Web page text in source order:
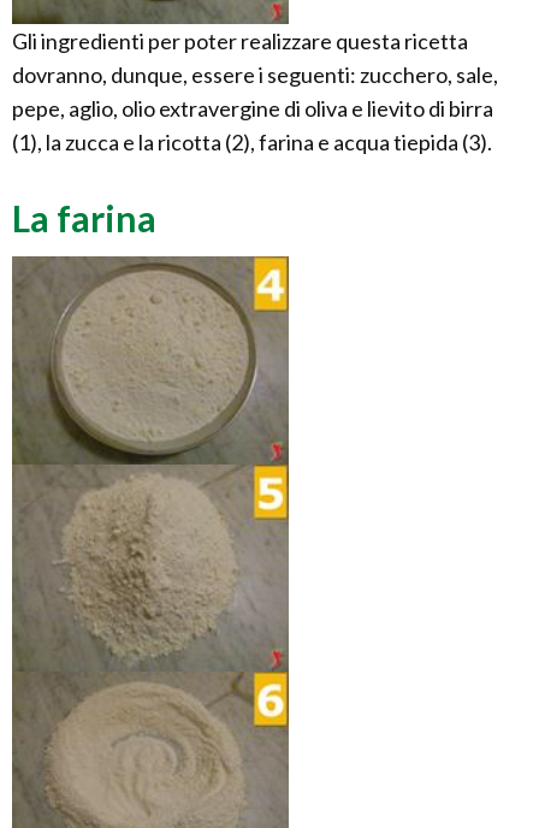
Gli ingredienti per poter realizzare questa ricetta
dovranno, dunque, essere i seguenti: zucchero, sale,
pepe, aglio, olio extravergine di oliva e lievito di birra
(1), la zucca e la ricotta (2), farina e acqua tiepida (3).
La farina